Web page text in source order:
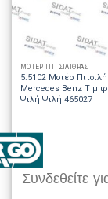
ΜΟΤΕΡ ΠΙΤΣΙΛΙΘΡΑΣ
5.5102 Μοτέρ
Mercedes Benz T
Ψιλή Ψιλή 465027
Συνδεθείτε